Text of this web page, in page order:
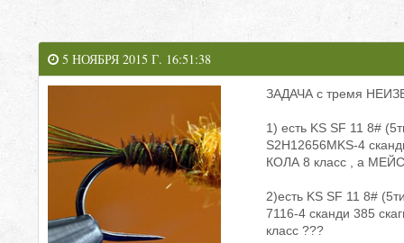
5 НОЯБРЯ 2015 Г. 16:51:38
ЗАДАЧА с тремя
1) есть KS SF 11 8#
S2H12656MKS-4
КОЛА 8 класс , а
2)есть KS SF 11 8#
7116-4 сканди 385
класс ???